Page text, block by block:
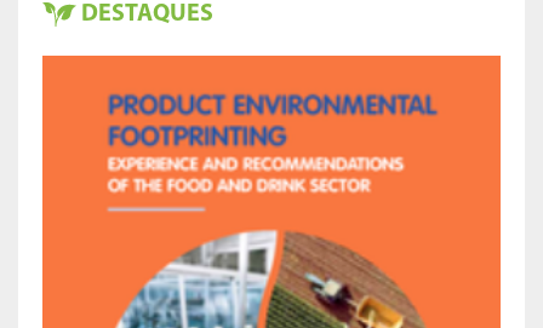
DESTAQUES